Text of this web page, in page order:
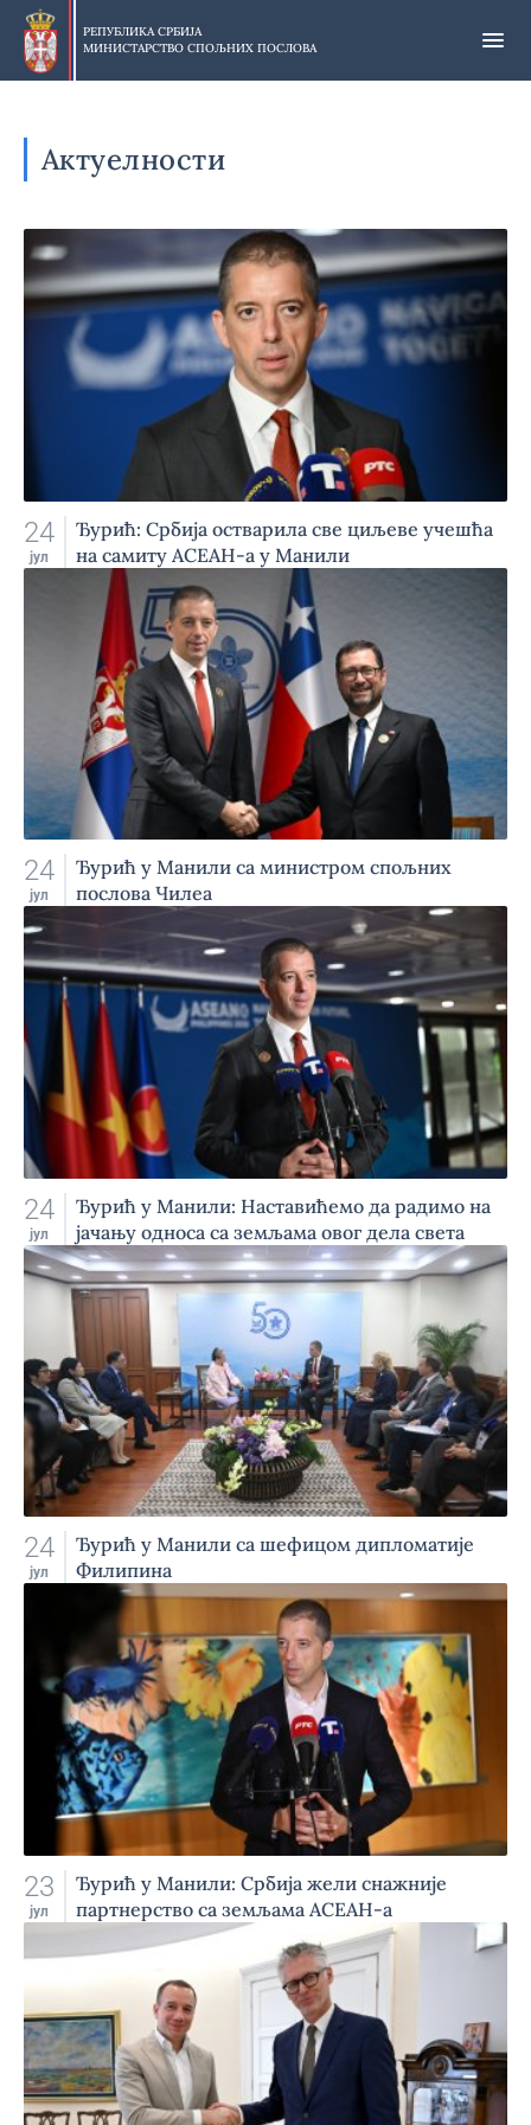
Прескочи
главни
део
РЕПУБЛИКА СРБИЈА
МИНИСТАРСТВО СПОЉНИХ ПОСЛОВА
Актуелности
24
јул
Ђурић: Србија остварила све циљеве учешћа
на самиту АСЕАН-а у Манили
24
јул
Ђурић у Манили са министром спољних
послова Чилеа
24
јул
Ђурић у Манили: Наставићемо да радимо на
јачању односа са земљама овог дела света
24
јул
Ђурић у Манили са шефицом дипломатије
Филипина
23
јул
Ђурић у Манили: Србија жели снажније
партнерство са земљама АСЕАН-а